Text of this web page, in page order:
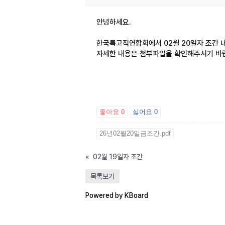
안녕하세요.
한국특고직연합회에서 02월 20일자 조간
자세한 내용은 첨부파일을 확인해주시기 바
좋아요 0 싫어요 0
26년02월20일금조간.pdf
« 02월 19일자 조간
목록보기
Powered by KBoard